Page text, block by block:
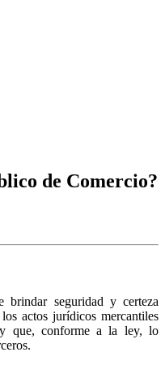
de Comercio?
brindar seguridad y certeza
actos jurídicos mercantiles
y que, conforme a la ley, lo